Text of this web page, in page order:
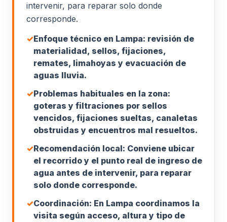
intervenir, para reparar solo donde
corresponde.
✓Enfoque técnico en Lampa: revisión de
materialidad, sellos, fijaciones,
remates, limahoyas y evacuación de
aguas lluvia.
✓Problemas habituales en la zona:
goteras y filtraciones por sellos
vencidos, fijaciones sueltas, canaletas
obstruidas y encuentros mal resueltos.
✓Recomendación local: Conviene ubicar
el recorrido y el punto real de ingreso de
agua antes de intervenir, para reparar
solo donde corresponde.
✓Coordinación: En Lampa coordinamos la
visita según acceso, altura y tipo de